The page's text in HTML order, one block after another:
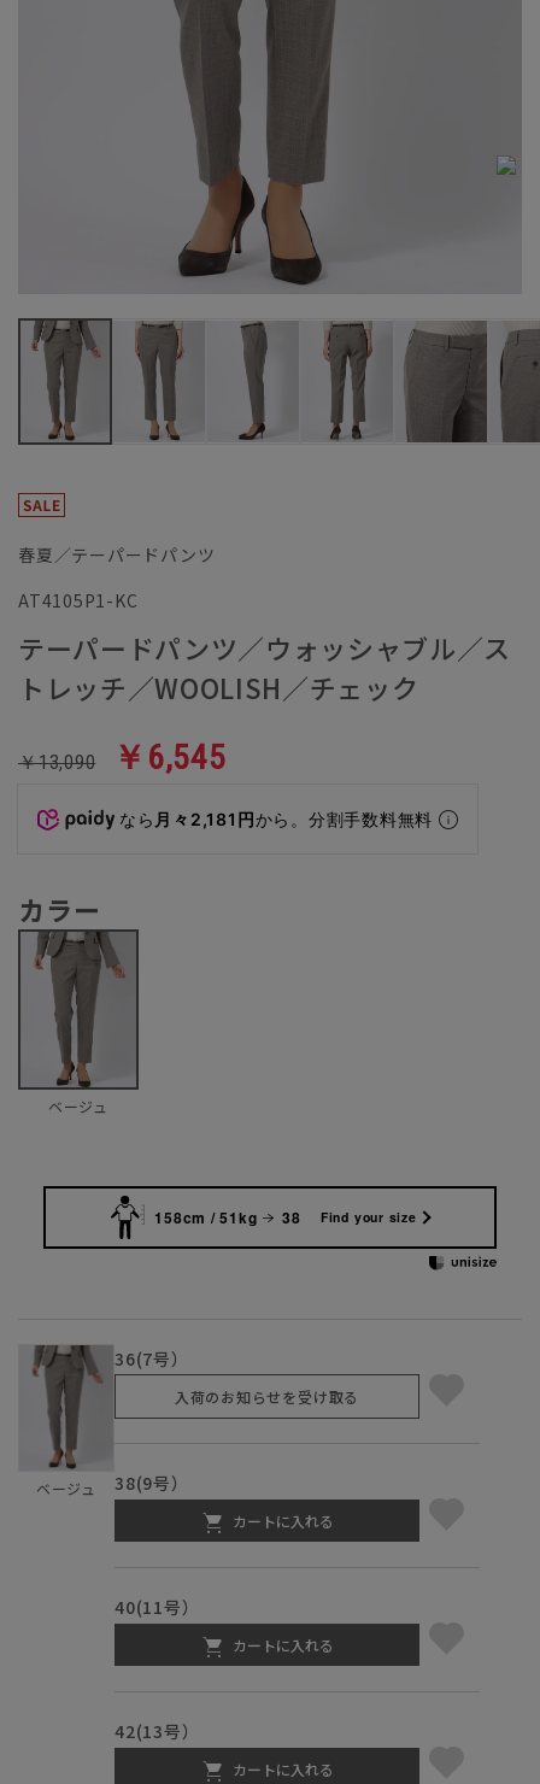
春夏／テーパードパンツ
AT4105P1-KC
テーパードパンツ／ウォッシャブル／ス
トレッチ／WOOLISH／チェック
￥13,090 ￥6,545
なら 月々2,181円から。分割手数料無料
カラー
ベージュ
158cm / 51kg 38 Find your size
ベージュ
36(7号）
入荷のお知らせを受け取る
38(9号）
カートに入れる
40(11号）
カートに入れる
42(13号）
カートに入れる